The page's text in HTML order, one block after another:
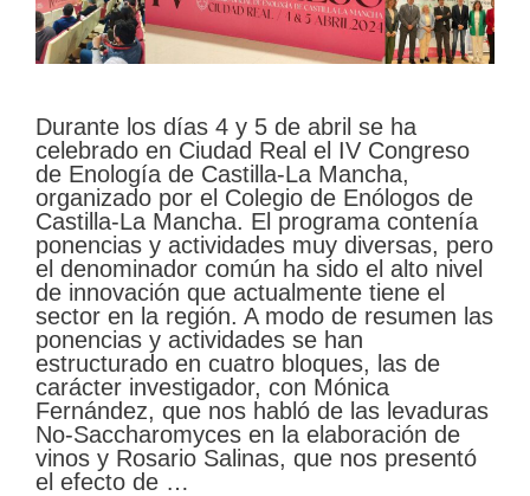
Durante los días 4 y 5 de abril se ha
celebrado en Ciudad Real el IV Congreso
de Enología de Castilla-La Mancha,
organizado por el Colegio de Enólogos de
Castilla-La Mancha. El programa contenía
ponencias y actividades muy diversas, pero
el denominador común ha sido el alto nivel
de innovación que actualmente tiene el
sector en la región. A modo de resumen las
ponencias y actividades se han
estructurado en cuatro bloques, las de
carácter investigador, con Mónica
Fernández, que nos habló de las levaduras
No-Saccharomyces en la elaboración de
vinos y Rosario Salinas, que nos presentó
el efecto de …